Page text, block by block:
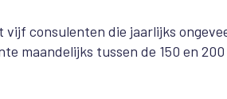
consulenten die jaarlijks
maandelijks tussen de 150 en 200